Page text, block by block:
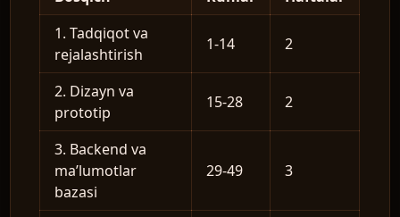
1. Tadqiqot va
rejalashtirish
1-14 2
2. Dizayn va
prototip
15-28 2
3. Backend va
ma’lumotlar
bazasi
29-49 3